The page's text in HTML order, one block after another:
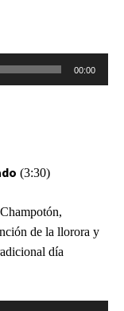
00:00
(3:30)
de la llorora y
día